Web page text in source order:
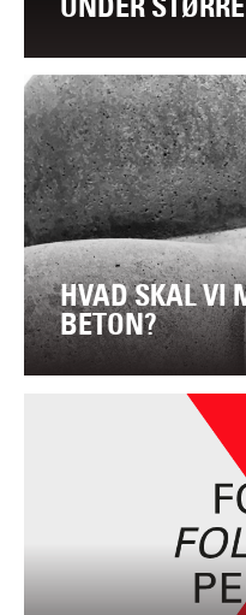
HVAD SKAL VI
BETON?